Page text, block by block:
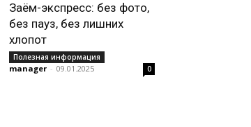
Заём-экспресс: без фото,
без пауз, без лишних
хлопот
Полезная информация
manager - 09.01.2025 0